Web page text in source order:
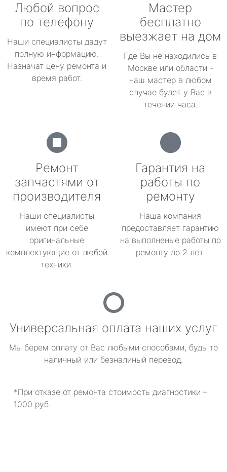
Любой вопрос
по телефону
Наши специалисты дадут
полную информацию.
Назначат цену ремонта и
время работ.
Мастер
бесплатно
выезжает на дом
Где Вы не находились в
Москве или области -
наш мастер в любом
случае будет у Вас в
течении часа.
Ремонт
запчастями от
производителя
Наши специалисты
имеют при себе
оригинальные
комплектующие от любой
техники.
Гарантия на
работы по
ремонту
Наша компания
предоставляет гарантию
на выполненые работы по
ремонту до 2 лет.
Универсальная оплата наших услуг
Мы берем оплату от Вас любыми способами, будь то
наличный или безналиный перевод.
*При отказе от ремонта стоимость диагностики –
1000 руб.